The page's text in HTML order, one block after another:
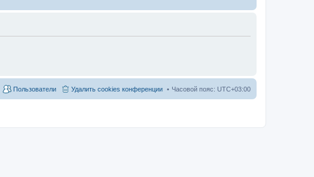
Часовой пояс: UTC+03:00
Удалить cookies конференции
Пользователи